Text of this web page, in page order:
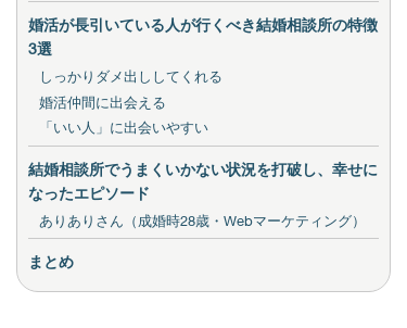
婚活が長引いている人が行くべき結婚相談所の特徴
3選
しっかりダメ出ししてくれる
婚活仲間に出会える
「いい人」に出会いやすい
結婚相談所でうまくいかない状況を打破し、幸せに
なったエピソード
ありありさん（成婚時28歳・Webマーケティング）
まとめ